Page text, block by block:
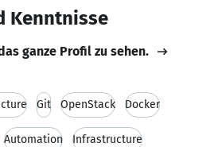
Kenntnisse
ganze Profil zu sehen.
Git OpenStack Docker
Automation Infrastructure